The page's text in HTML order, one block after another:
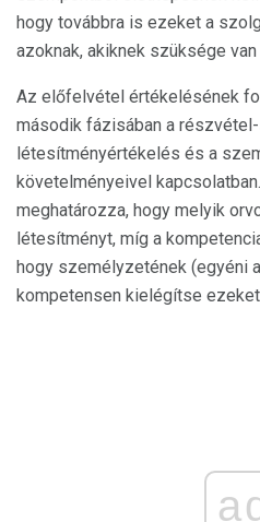
hogy továbbra is ezeket a
azoknak, akiknek szüksége van
Az előfelvétel értékelésének
második fázisában a
létesítményértékelés és a
követelményeivel
meghatározza, hogy melyik
létesítményt, míg a
hogy személyzetének (egyéni
kompetensen kielégítse